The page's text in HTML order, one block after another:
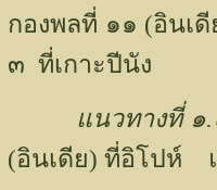
กองพลที่ ๑๑ (อินเ
๓ ที่เกาะปีนัง
แนวทางที่ ๑
(อินเดีย) ที่อิโปห์